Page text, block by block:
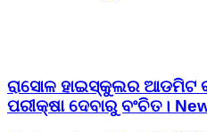
ରାସୋଳ ହାଇସ୍କୁଲର ଆଡମିଟ
ପରୀକ୍ଷା ଦେବାରୁ ବଂଚିତ।